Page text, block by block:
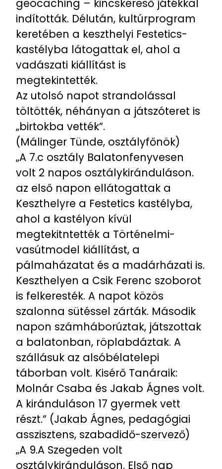
geocaching – kincskereső játékkal
indították. Délután, kultúrprogram
keretében a keszthelyi Festetics-
kastélyba látogattak el, ahol a
vadászati kiállítást is
megtekintették.
Az utolsó napot strandolással
töltötték, néhányan a játszóteret is
„birtokba vették”.
(Málinger Tünde, osztályfőnök)
„A 7.c osztály Balatonfenyvesen
volt 2 napos osztálykiránduláson.
az első napon ellátogattak a
Keszthelyre a Festetics kastélyba,
ahol a kastélyon kívül
megtekitntették a Történelmi-
vasútmodel kiállítást, a
pálmaházatat és a madárházati is.
Keszthelyen a Csik Ferenc szoborot
is felkeresték. A napot közös
szalonna sütéssel zárták. Második
napon számháborúztak, játszottak
a balatonban, röplabdáztak. A
szállásuk az alsóbélatelepi
táborban volt. Kisérő Tanáraik:
Molnár Csaba és Jakab Ágnes volt.
A kiránduláson 17 gyermek vett
részt.” (Jakab Ágnes, pedagógiai
asszisztens, szabadidő-szervező)
„A 9.A Szegeden volt
osztálykiránduláson. Első nap